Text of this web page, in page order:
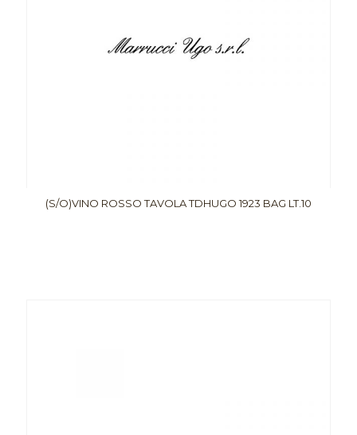
(S/O)VINO ROSSO TAVOLA TDHUGO 1923 BAG LT.10